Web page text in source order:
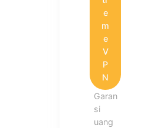
e
m
e
V
P
N
Garan
si
uang